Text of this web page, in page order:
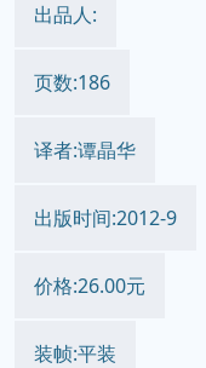
出品人:
页数:186
译者:谭晶华
出版时间:2012-9
价格:26.00元
装帧:平装